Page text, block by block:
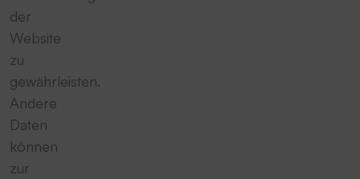
der
Website
zu
gewährleisten.
Andere
Daten
können
zur